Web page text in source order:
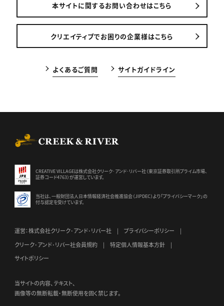
本サイトに関するお問い合わせはこちら
クリエイティブでお困りの企業様はこちら
よくあるご質問 サイトガイドライン
CREATIVE VILLAGEは株式会社クリーク･アンド･リバー社（東京証券取引所プライム市場、
証券コード4763）が運営しています。
当社は、一般財団法人日本情報経済社会推進協会（JIPDEC）より 「プライバシーマーク」の
付与認定を受けています。
運営：株式会社クリーク･アンド･リバー社
プライバシーポリシー
クリーク･アンド･リバー社会員規約
特定個人情報基本方針
サイトポリシー
当サイトの内容、テキスト、
画像等の無断転載・無断使用を固く禁じます。